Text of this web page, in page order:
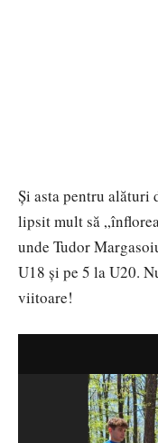
Și asta pentru alături
lipsit mult să
unde Tudor
U18 și pe 5 la U20.
viitoare!